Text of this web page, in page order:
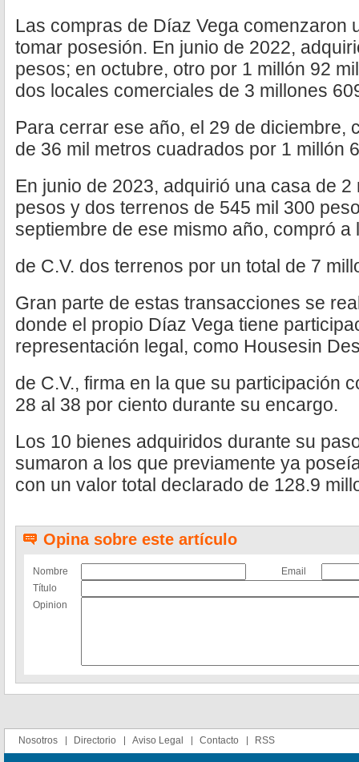
Las compras de Díaz Vega comenzaron
tomar posesión. En junio de 2022,
pesos; en octubre, otro por 1 millón 92
dos locales comerciales de 3 millones
Para cerrar ese año, el 29 de diciembre,
de 36 mil metros cuadrados por 1 millón
En junio de 2023, adquirió una casa de
pesos y dos terrenos de 545 mil 300
septiembre de ese mismo año, compró a
de C.V. dos terrenos por un total de 7
Gran parte de estas transacciones se
donde el propio Díaz Vega tiene
representación legal, como Housesin
de C.V., firma en la que su participación
28 al 38 por ciento durante su encargo.
Los 10 bienes adquiridos durante su
sumaron a los que previamente ya
con un valor total declarado de 128.9
Opina sobre este artículo
Nombre
Email
Título
Opinion
Nosotros Directorio Aviso Legal Contacto RSS